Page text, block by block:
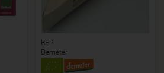
BEP
Demeter